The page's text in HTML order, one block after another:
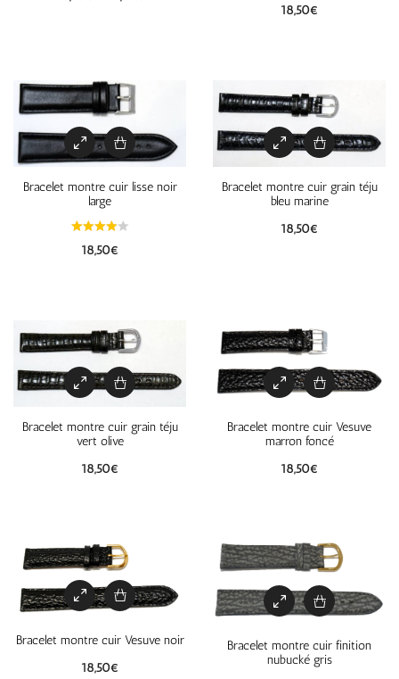
18,50€
Bracelet montre cuir lisse noir
large
18,50€
Bracelet montre cuir grain téju
bleu marine
18,50€
Bracelet montre cuir grain téju
vert olive
18,50€
Bracelet montre cuir Vesuve
marron foncé
18,50€
Bracelet montre cuir Vesuve noir
18,50€
Bracelet montre cuir finition
nubucké gris